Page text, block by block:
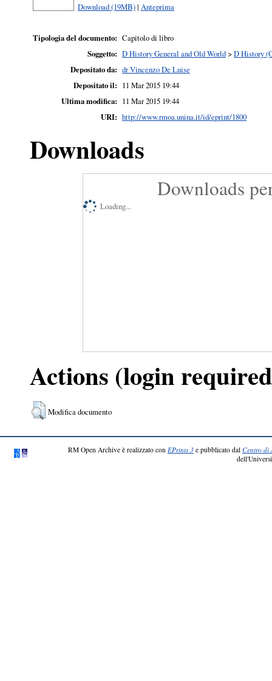
Download (19MB)| Anteprima
Tipologia del documento: Capitolo di libro
Soggetto: D History General and Old World> D History
Depositato da: dr Vincenzo De Luise
Depositato il: 11 Mar 2015 19:44
Ultima modifica: 11 Mar 2015 19:44
URI: http://www.rmoa.unina.it/id/eprint/1800
Downloads
Downloads
Loading...
Actions (login
Modifica documento
RM Open Archive è realizzato con EPrints 3 e pubblicato dal Centro di